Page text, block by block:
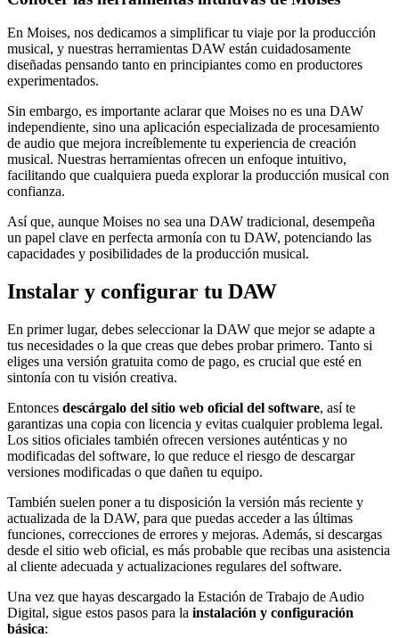
En Moises, nos dedicamos a simplificar tu viaje por la producción
musical, y nuestras herramientas DAW están cuidadosamente
diseñadas pensando tanto en principiantes como en productores
experimentados.
Sin embargo, es importante aclarar que Moises no es una DAW
independiente, sino una aplicación especializada de procesamiento
de audio que mejora increíblemente tu experiencia de creación
musical. Nuestras herramientas ofrecen un enfoque intuitivo,
facilitando que cualquiera pueda explorar la producción musical con
confianza.
Así que, aunque Moises no sea una DAW tradicional, desempeña
un papel clave en perfecta armonía con tu DAW, potenciando las
capacidades y posibilidades de la producción musical.
Instalar y configurar tu DAW
En primer lugar, debes seleccionar la DAW que mejor se adapte a
tus necesidades o la que creas que debes probar primero. Tanto si
eliges una versión gratuita como de pago, es crucial que esté en
sintonía con tu visión creativa.
Entonces descárgalo del sitio web oficial del software, así te
garantizas una copia con licencia y evitas cualquier problema legal.
Los sitios oficiales también ofrecen versiones auténticas y no
modificadas del software, lo que reduce el riesgo de descargar
versiones modificadas o que dañen tu equipo.
También suelen poner a tu disposición la versión más reciente y
actualizada de la DAW, para que puedas acceder a las últimas
funciones, correcciones de errores y mejoras. Además, si descargas
desde el sitio web oficial, es más probable que recibas una asistencia
al cliente adecuada y actualizaciones regulares del software.
Una vez que hayas descargado la Estación de Trabajo de Audio
Digital, sigue estos pasos para la instalación y configuración
básica: